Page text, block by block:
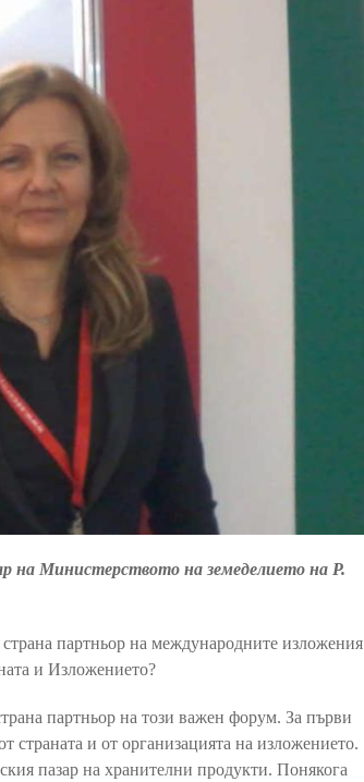
на Министерството на земеделието на Р.
партньор на международните изложения
и Изложението?
партньор на този важен форум. За първи
страната и от организацията на изложението.
пазар на хранителни продукти. Понякога